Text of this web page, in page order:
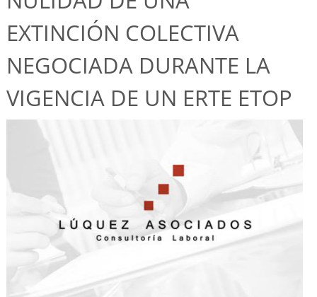
EXTINCIÓN COLECTIVA
NEGOCIADA DURANTE LA
VIGENCIA DE UN ERTE ETOP